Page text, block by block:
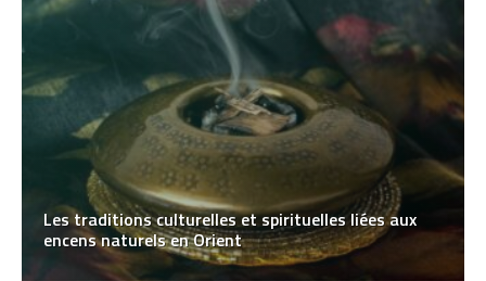
Les traditions culturelles et spirituelles liées aux
encens naturels en Orient